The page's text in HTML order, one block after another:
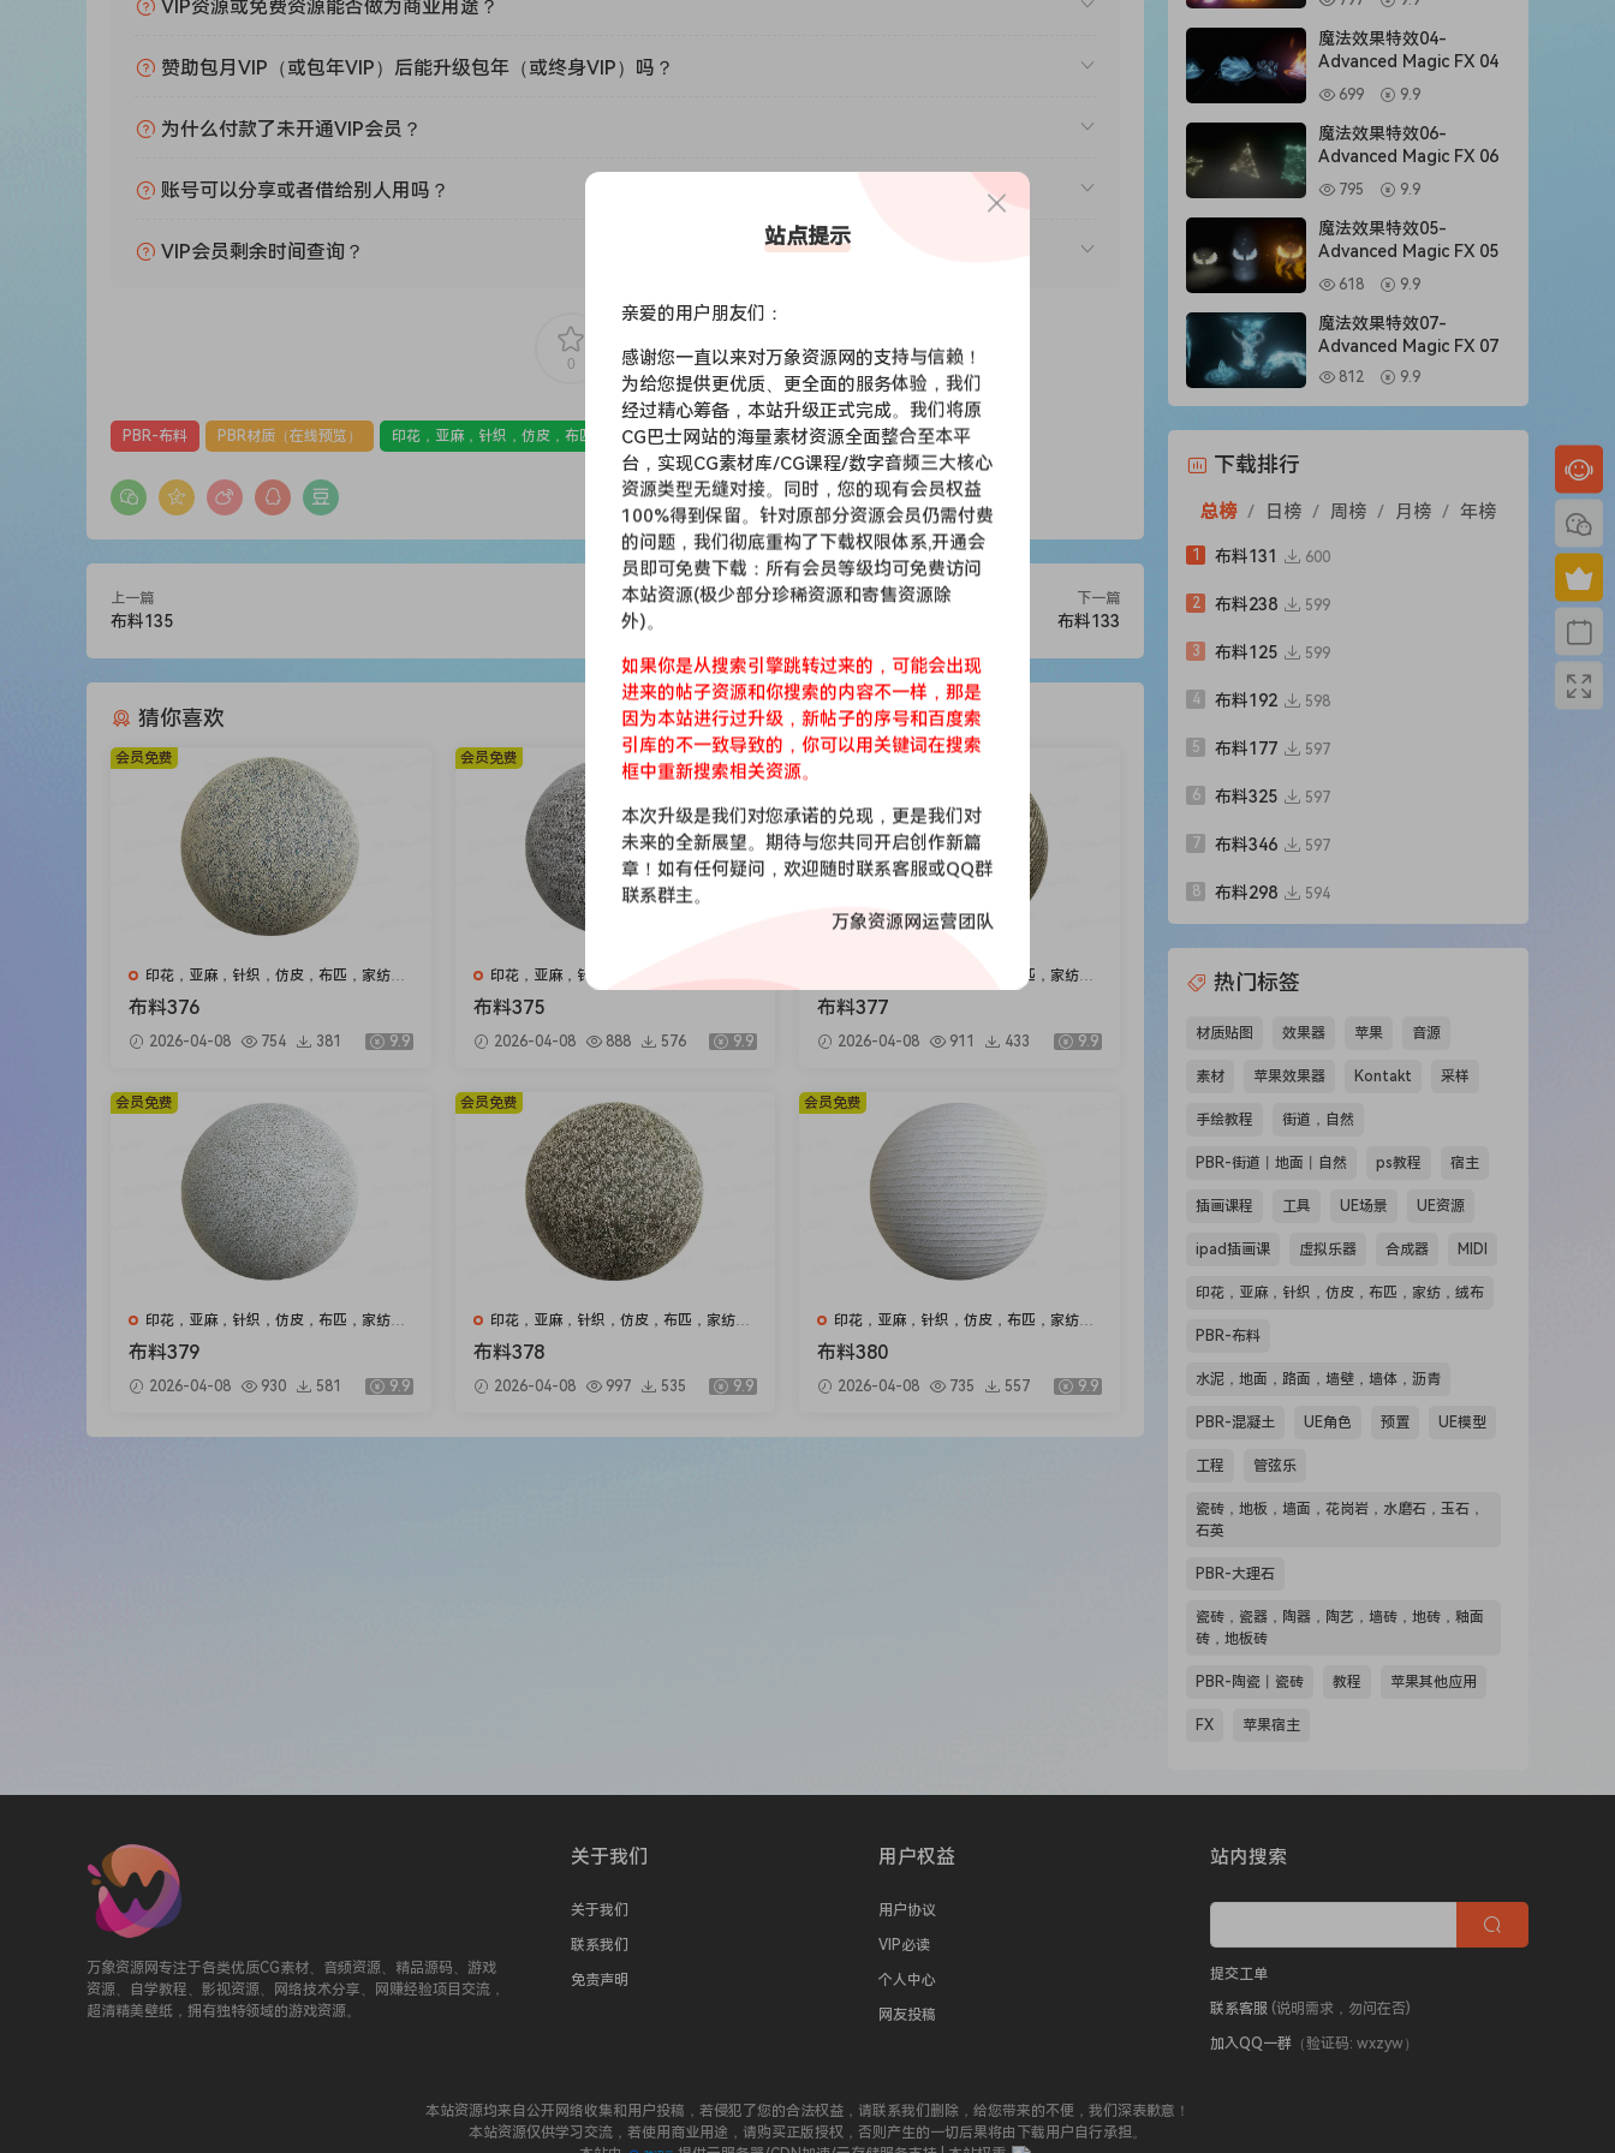
VIP资源或免费资源能否做为商业用途？
赞助包月VIP（或包年VIP）后能升级包年（或终身VIP）吗？
为什么付款了未开通VIP会员？
账号可以分享或者借给别人用吗？
VIP会员剩余时间查询？
0 0
PBR-布料 PBR材质（在线预览） 印花，亚麻，针织，仿皮，布匹，家纺，绒布 材质贴图
上一篇
布料135
下一篇
布料133
猜你喜欢
印花，亚麻，针织，仿皮，布匹，家纺，
绒布
布料376
2026-04-08 754 381 9.9
会员免费
印花，亚麻，针织，仿皮，布匹，家纺，
绒布
布料375
2026-04-08 888 576 9.9
会员免费
印花，亚麻，针织，仿皮，布匹，家纺，
绒布
布料377
2026-04-08 911 433 9.9
会员免费
印花，亚麻，针织，仿皮，布匹，家纺，
绒布
布料379
2026-04-08 930 581 9.9
会员免费
印花，亚麻，针织，仿皮，布匹，家纺，
绒布
布料378
2026-04-08 997 535 9.9
会员免费
印花，亚麻，针织，仿皮，布匹，家纺，
绒布
布料380
2026-04-08 735 557 9.9
会员免费
魔法效果特效04-
Advanced Magic FX 04
699 9.9
魔法效果特效06-
Advanced Magic FX 06
795 9.9
魔法效果特效05-
Advanced Magic FX 05
618 9.9
魔法效果特效07-
Advanced Magic FX 07
812 9.9
下载排行
总榜 / 日榜 / 周榜 / 月榜 / 年榜
1 布料131 600
2 布料238 599
3 布料125 599
4 布料192 598
5 布料177 597
6 布料325 597
7 布料346 597
8 布料298 594
热门标签
材质贴图 效果器 苹果 音源
素材 苹果效果器 Kontakt 采样
手绘教程 街道，自然
PBR-街道丨地面丨自然 ps教程 宿主
插画课程 工具 UE场景 UE资源
ipad插画课 虚拟乐器 合成器 MIDI
印花，亚麻，针织，仿皮，布匹，家纺，绒布
PBR-布料
水泥，地面，路面，墙壁，墙体，沥青
PBR-混凝土 UE角色 预置 UE模型
工程 管弦乐
瓷砖，地板，墙面，花岗岩，水磨石，玉石，
石英
PBR-大理石
瓷砖，瓷器，陶器，陶艺，墙砖，地砖，釉面
砖，地板砖
PBR-陶瓷丨瓷砖 教程 苹果其他应用
FX 苹果宿主
万象资源网专注于各类优质CG素材、音频资源、精品源码、游戏
资源、自学教程、影视资源、网络技术分享、网赚经验项目交流，
超清精美壁纸，拥有独特领域的游戏资源。
关于我们
关于我们
联系我们
免责声明
用户权益
用户协议
VIP必读
个人中心
网友投稿
站内搜索
提交工单
联系客服 (说明需求，勿问在否)
加入QQ一群（验证码: wxzyw）
本站资源均来自公开网络收集和用户投稿，若侵犯了您的合法权益，请联系我们删除，给您带来的不便，我们深表歉意！
本站资源仅供学习交流，若使用商业用途，请购买正版授权，否则产生的一切后果将由下载用户自行承担。
站点提示
亲爱的用户朋友们：
感谢您一直以来对万象资源网的支持与信赖！
为给您提供更优质、更全面的服务体验，我们
经过精心筹备，本站升级正式完成。我们将原
CG巴士网站的海量素材资源全面整合至本平
台，实现CG素材库/CG课程/数字音频三大核心
资源类型无缝对接。同时，您的现有会员权益
100%得到保留。针对原部分资源会员仍需付费
的问题，我们彻底重构了下载权限体系,开通会
员即可免费下载：所有会员等级均可免费访问
本站资源(极少部分珍稀资源和寄售资源除
外)。
如果你是从搜索引擎跳转过来的，可能会出现
进来的帖子资源和你搜索的内容不一样，那是
因为本站进行过升级，新帖子的序号和百度索
引库的不一致导致的，你可以用关键词在搜索
框中重新搜索相关资源。
本次升级是我们对您承诺的兑现，更是我们对
未来的全新展望。期待与您共同开启创作新篇
章！如有任何疑问，欢迎随时联系客服或QQ群
联系群主。
万象资源网运营团队